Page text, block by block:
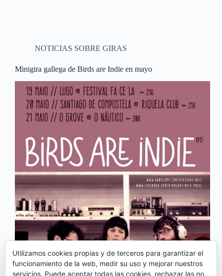
NOTICIAS SOBRE GIRAS
Minigira gallega de Birds are Indie en mayo
Utilizamos cookies propias y de terceros para garantizar el
funcionamiento de la web, medir su uso y mejorar nuestros
servicios. Puede aceptar todas las cookies, rechazar las no